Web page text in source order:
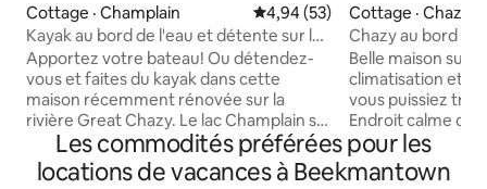
Cottage · Champlain Note moyenne de 4,94 sur 5,
4,94 (53)
Kayak au bord de l'eau et détente sur la
rivière Great Chazy
Apportez votre bateau! Ou détendez-
vous et faites du kayak dans cette
maison récemment rénovée sur la
rivière Great Chazy. Le lac Champlain se
trouve à environ un mile en aval de la
rivière, où se trouve également la rampe
de mise à l'eau de Great Chazy. Laissez
Cottage · Chazy
Chazy au bord du
Belle maison sur
climatisation et
vous puissiez
Endroit calme où
détendre et
million de dollars
rampe de mise à
Les commodités préférées pour les
locations de vacances à Beekmantown